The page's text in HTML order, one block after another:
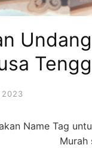
2023
Name Tag
Murah